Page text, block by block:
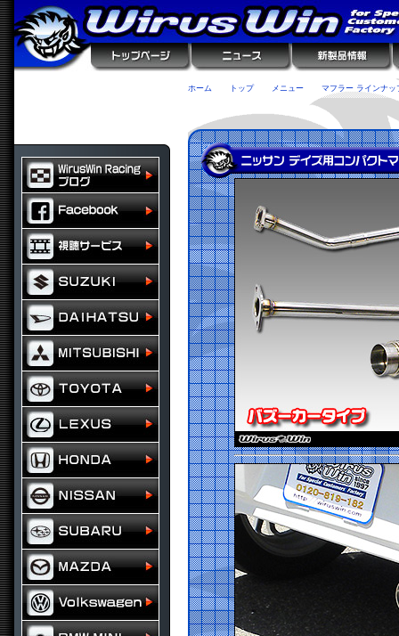
ホーム トップ メニュー マフラー ラインナッ